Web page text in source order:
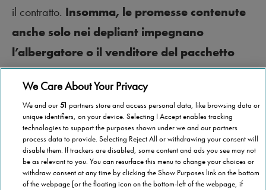
il contratto. Insomma, le promesse contenute
anche solo nei depliant impegnano
l’albergatore o il venditore del pacchetto
turistico.
We Care About Your Privacy
We and our51 partners store and access personal data, like browsing data or
unique identifiers, on your device. Selecting I Accept enables tracking
technologies to support the purposes shown under we and our partners
process data to provide. Selecting Reject All or withdrawing your consent will
disable them. If trackers are disabled, some content and ads you see may not
be as relevant to you. You can resurface this menu to change your choices or
withdraw consent at any time by clicking the Show Purposes link on the bottom
of the webpage [or the floating icon on the bottom-left of the webpage, if